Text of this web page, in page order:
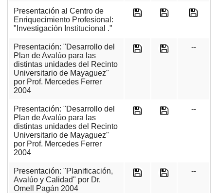
Presentación al Centro de
Enriquecimiento Profesional:
"Investigación Institucional ."
Presentación: "Desarrollo del
Plan de Avalúo para las
distintas unidades del Recinto
Universitario de Mayaguez"
por Prof. Mercedes Ferrer
2004
--
Presentación: "Desarrollo del
Plan de Avalúo para las
distintas unidades del Recinto
Universitario de Mayaguez"
por Prof. Mercedes Ferrer
2004
--
Presentación: "Planificación,
Avalúo y Calidad" por Dr.
Omell Pagán 2004
--